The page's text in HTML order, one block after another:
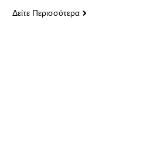
Δείτε Περισσότερα